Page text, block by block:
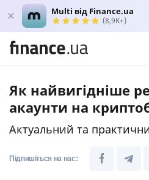
Multi від Finance.ua
(8,9K+)
Як найвигідніше
акаунти на
Актуальний та
Підпишіться на нас: